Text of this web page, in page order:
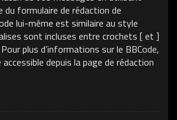
du formulaire de rédaction de
lui-même est similaire au style
sont incluses entre crochets [ et ]
plus d’informations sur le BBCode,
depuis la page de rédaction